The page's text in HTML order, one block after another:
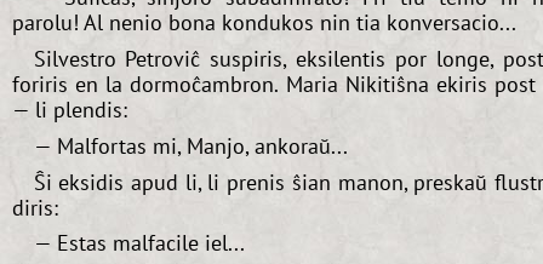
parolu! Al nenio bona kondukos nin tia konversacio...
Silvestro Petroviĉ suspiris, eksilentis por longe,
foriris en la dormoĉambron. Maria Nikitiŝna ekiris
— li plendis:
— Malfortas mi, Manjo, ankoraŭ...
Ŝi eksidis apud li, li prenis ŝian manon, preskaŭ
diris:
— Estas malfacile iel...